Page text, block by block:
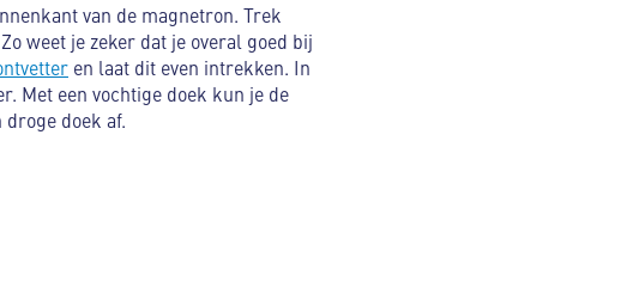
van de magnetron. Trek
weet je zeker dat je overal goed bij
en laat dit even intrekken. In
Met een vochtige doek kun je de
doek af.